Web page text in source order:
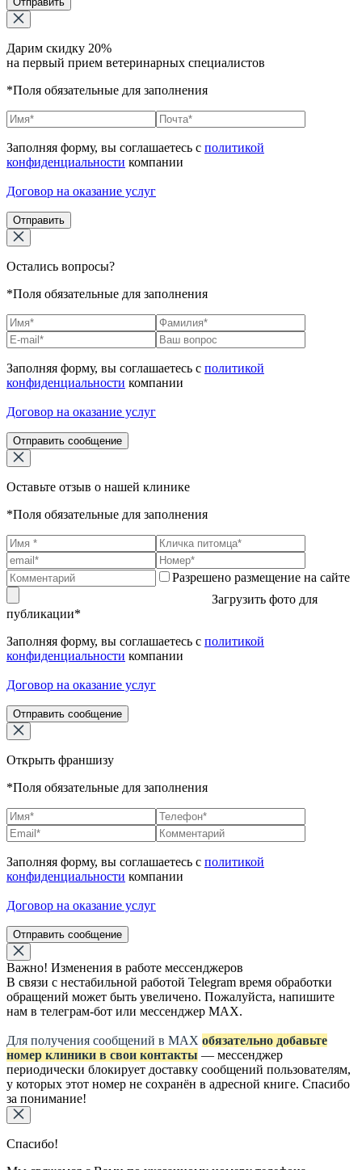
Дарим скидку 20%
на первый прием ветеринарных специалистов
*Поля обязательные для заполнения
Заполняя форму, вы соглашаетесь с политикой
конфиденциальности компании
Договор на оказание услуг
Отправить
Остались вопросы?
*Поля обязательные для заполнения
Заполняя форму, вы соглашаетесь с политикой
конфиденциальности компании
Договор на оказание услуг
Отправить сообщение
Оставьте отзыв о нашей клинике
*Поля обязательные для заполнения
Разрешено размещение на сайте
Загрузить фото для
публикации*
Заполняя форму, вы соглашаетесь с политикой
конфиденциальности компании
Договор на оказание услуг
Отправить сообщение
Открыть франшизу
*Поля обязательные для заполнения
Заполняя форму, вы соглашаетесь с политикой
конфиденциальности компании
Договор на оказание услуг
Отправить сообщение
Важно! Изменения в работе мессенджеров
В связи с нестабильной работой Telegram время обработки
обращений может быть увеличено. Пожалуйста, напишите
нам в телеграм-бот или мессенджер МАХ.
Для получения сообщений в МАХ обязательно добавьте
номер клиники в свои контакты — мессенджер
периодически блокирует доставку сообщений пользователям,
у которых этот номер не сохранён в адресной книге. Спасибо
за понимание!
Спасибо!